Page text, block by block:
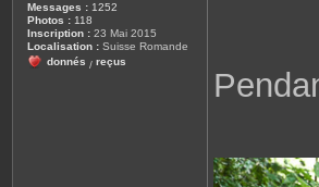
Messages : 1252
Photos : 118
Inscription : 23 Mai 2015
Localisation : Suisse Romande
donnés / reçus